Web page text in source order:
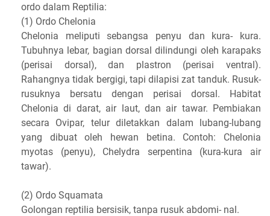
ordo dalam Reptilia:
(1) Ordo Chelonia
Chelonia meliputi sebangsa penyu dan kura- kura.
Tubuhnya lebar, bagian dorsal dilindungi oleh karapaks
(perisai dorsal), dan plastron (perisai ventral).
Rahangnya tidak bergigi, tapi dilapisi zat tanduk. Rusuk-
rusuknya bersatu dengan perisai dorsal. Habitat
Chelonia di darat, air laut, dan air tawar. Pembiakan
secara Ovipar, telur diletakkan dalam lubang-lubang
yang dibuat oleh hewan betina. Contoh: Chelonia
myotas (penyu), Chelydra serpentina (kura-kura air
tawar).
(2) Ordo Squamata
Golongan reptilia bersisik, tanpa rusuk abdomi- nal.